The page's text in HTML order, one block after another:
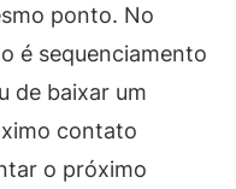
ponto. No
é sequenciamento
de baixar um
contato
o próximo